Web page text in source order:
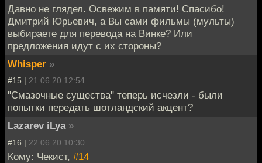
Давно не глядел. Освежим в памяти! Спасибо!
Дмитрий Юрьевич, а Вы сами фильмы (мульты)
выбираете для перевода на Винке? Или
предложения идут с их стороны?
Whisper »
#15 | 21.06.20 12:54
"Смазочные существа" теперь исчезли - были
попытки передать шотландский акцент?
Lazarev iLya »
#16 | 22.06.20 10:30
Кому: Чекист, #14